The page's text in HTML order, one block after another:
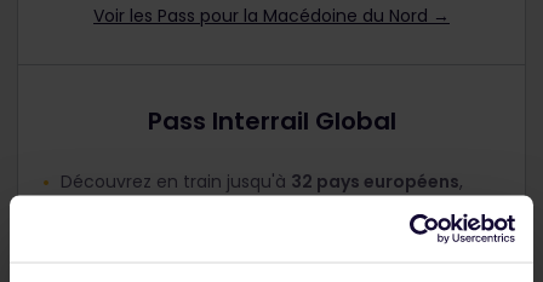
Voir les Pass pour la Macédoine du Nord →
Pass Interrail Global
Découvrez en train jusqu'à 32 pays européens,
Réductions disponibles pour les jeunes, les seniors